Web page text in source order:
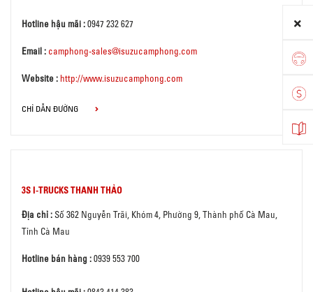
Hotline hậu mãi :0947 232 627
Email : camphong-sales@isuzucamphong.com
Website : http://www.isuzucamphong.com
CHỈ DẪN ĐƯỜNG
3S I-TRUCKS THANH THẢO
Địa chỉ :Số 362 Nguyễn Trãi, Khóm 4, Phường 9, Thành phố Cà Mau,
Tỉnh Cà Mau
Hotline bán hàng :0939 553 700